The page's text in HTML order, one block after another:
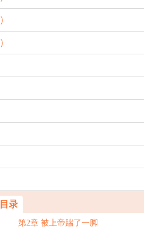
录
第2章 被上帝踹了一脚